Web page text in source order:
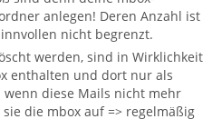
anlegen! Deren Anzahl ist
nicht begrenzt.
werden, sind in Wirklichkeit
enthalten und dort nur als
diese Mails nicht mehr
die mbox auf => regelmäßig